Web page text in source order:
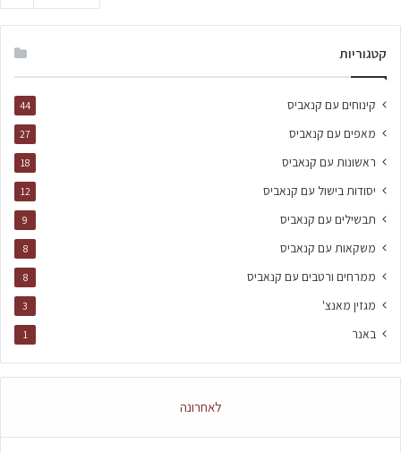
קטגוריות
קינוחים עם קנאביס 44
מאפים עם קנאביס 27
ראשונות עם קנאביס 18
יסודות בישול עם קנאביס 12
תבשילים עם קנאביס 9
משקאות עם קנאביס 8
ממרחים ורטבים עם קנאביס 8
מגזין מאנצ' 3
באנר 1
לאחרונה